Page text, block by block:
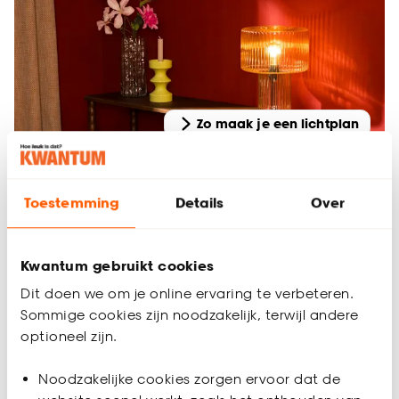
Toestemming Details Over
Kwantum gebruikt cookies
Dit doen we om je online ervaring te verbeteren.
Sommige cookies zijn noodzakelijk, terwijl andere
optioneel zijn.
Noodzakelijke cookies zorgen ervoor dat de
Zo maak je een lichtplan
Woondossier verlichting